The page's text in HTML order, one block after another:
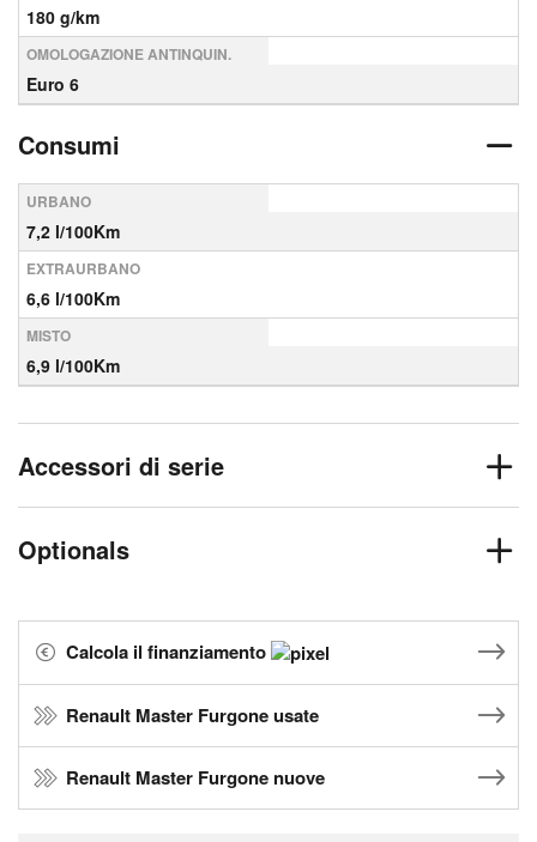
180 g/km
OMOLOGAZIONE ANTINQUIN.
Euro 6
Consumi
URBANO
7,2 l/100Km
EXTRAURBANO
6,6 l/100Km
MISTO
6,9 l/100Km
Accessori di serie
Optionals
Calcola il finanziamento
Renault Master Furgone usate
Renault Master Furgone nuove